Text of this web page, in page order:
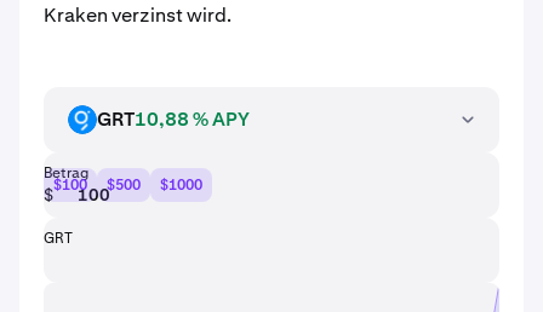
Kraken verzinst wird.
GRT GRT10,88 % APY
Betrag
$$100 $500 $1000
GRT